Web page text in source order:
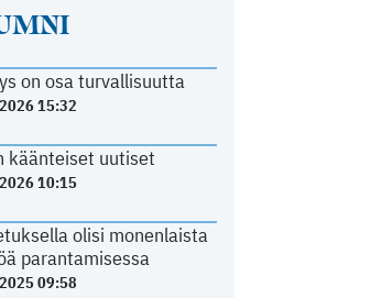
on osa turvallisuutta
15:32
käänteiset uutiset
10:15
olisi monenlaista
parantamisessa
09:58